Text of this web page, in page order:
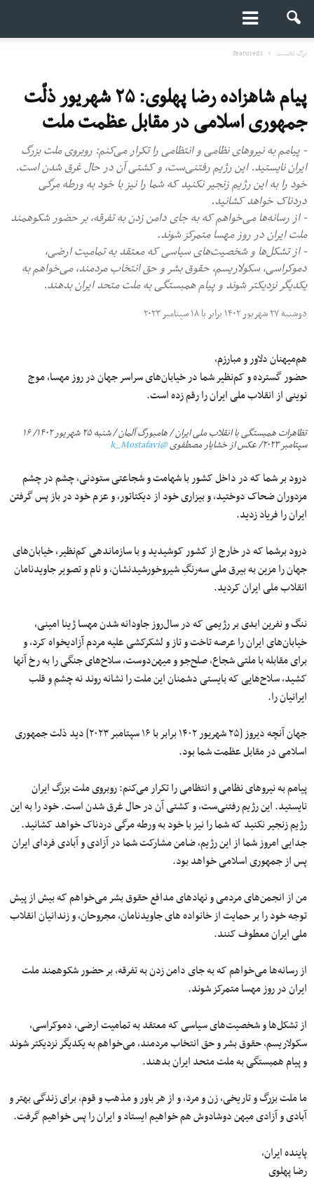
برگ نخست Featured1
پیام شاهزاده رضا پهلوی: ۲۵ شهریور ذلّت
جمهوری اسلامی در مقابل عظمت ملت
- پیامم به نیروهای نظامی و انتظامی را تکرار می‌کنم: روبروی ملت بزرگ
ایران نایستید. این رژیم رفتنی‌ست، ‌و کشتی آن در حال غرق شدن است.
خود را به این رژیم زنجیر نکنید که شما را نیز با خود به ورطه مرگی
دردناک خواهد کشانید.
- از رسانه‌ها می‌خواهم که به جای دامن زدن به تفرقه، بر حضور شکوهمند
ملت ایران در روز مهسا متمرکز شوند.
- از تشکل‌ها و شخصیت‌های سیاسی که معتقد به تمامیت ارضی،
دموکراسی، سکولاریسم، حقوق بشر و حق انتخاب مردمند، می‌خواهم به
یکدیگر نزدیکتر شوند و پیام همبستگی به ملت متحد ایران بدهند.
دوشنبه ۲۷ شهریور ۱۴۰۲ برابر با ۱۸ سپتامبر ۲۰۲۳
هم‌میهنان دلاور و مبارزم،
حضور گسترده و کم‌نظیر شما در خیابان‌های سراسر جهان در روز مهسا، موج
نوینی از انقلاب ملی ایران را رقم زده است.
تظاهرات همبستگی با انقلاب ملی ایران / هامبورگ آلمان / شنبه ۲۵ شهریور ۱۴۰۲/ ۱۶
سپتامبر ۲۰۲۳/ عکس از خشایار مصطفوی @k_Mostafavi
درود بر شما که در داخل کشور با شهامت و شجاعتی ستودنی، چشم در چشم
مزدوران ضحاک دوختید، و بیزاری خود از دیکتاتور، و عزم خود در باز پس گرفتن
ایران را فریاد زدید.
درود برشما که در خارج از کشور کوشیدید و با سازماندهی کم‌نظیر، خیابان‌های
جهان را مزین به بیرق ملی سه‌رنگِ شیروخورشیدنشان، و نام و تصویر جاویدنامان
انقلاب ملی ایران کردید.
ننگ و نفرین ابدی بر رژیمی که در سال‌روز جاودانه شدن مهسا ژینا امینی،
خیابان‌های ایران را عرصه تاخت و تاز و لشکرکشی علیه مردم آزادیخواه کرد، و
برای مقابله با ملتی شجاع، صلح‌جو و میهن‌دوست، سلاح‌های جنگی را به رخ آنها
کشید، سلاح‌هایی که بایستی دشمنان این ملت را نشانه روند نه چشم و قلب
ایرانیان را.
جهان آنچه دیروز [۲۵ شهریور ۱۴۰۲ برابر با ۱۶ سپتامبر ۲۰۲۳] دید ذلت جمهوری
اسلامی در مقابل عظمت شما بود.
پیامم به نیروهای نظامی و انتظامی را تکرار می‌کنم: روبروی ملت بزرگ ایران
نایستید. این رژیم رفتنی‌ست، ‌و کشتی آن در حال غرق شدن است. خود را به این
رژیم زنجیر نکنید که شما را نیز با خود به ورطه مرگی دردناک خواهد کشانید.
جدایی امروز شما از این رژیم، ضامن مشارکت شما در آزادی و آبادی فردای ایران
پس از جمهوری اسلامی خواهد بود.
من از انجمن‌های مردمی و نهادهای مدافع حقوق بشر می‌خواهم که بیش از پیش
توجه خود را بر حمایت از خانواده های جاویدنامان، مجروحان، و زندانیان انقلاب
ملی ایران معطوف کنند.
از رسانه‌ها می‌خواهم که به جای دامن زدن به تفرقه، بر حضور شکوهمند ملت
ایران در روز مهسا متمرکز شوند.
از تشکل‌ها و شخصیت‌های سیاسی که معتقد به تمامیت ارضی، دموکراسی،
سکولاریسم، حقوق بشر و حق انتخاب مردمند، می‌خواهم به یکدیگر نزدیکتر شوند
و پیام همبستگی به ملت متحد ایران بدهند.
ما ملت بزرگ و تاریخی، زن و مرد، و از هر باور و مذهب و قوم، برای زندگی بهتر و
آبادی و آزادی میهن دوشادوش هم خواهیم ایستاد و ایران را پس خواهیم گرفت.
پاینده ایران،
رضا پهلوی